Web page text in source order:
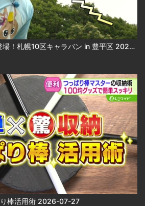
美味しいラムグルメも登場！札幌10区キャラバン in 豊平区 2026-07-31
棒活用術 2026-07-27